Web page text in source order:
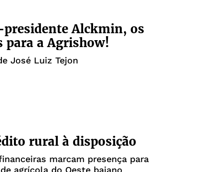
presidente Alckmin, os
para a Agrishow!
José Luiz Tejon
rural à disposição
marcam presença para
agrícola do Oeste baiano